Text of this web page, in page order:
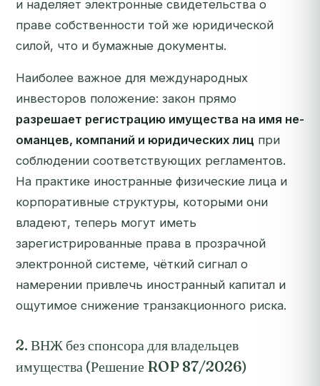
и наделяет электронные свидетельства о
праве собственности той же юридической
силой, что и бумажные документы.
Наиболее важное для международных
инвесторов положение: закон прямо
разрешает регистрацию имущества на имя не-
оманцев, компаний и юридических лиц при
соблюдении соответствующих регламентов.
На практике иностранные физические лица и
корпоративные структуры, которыми они
владеют, теперь могут иметь
зарегистрированные права в прозрачной
электронной системе, чёткий сигнал о
намерении привлечь иностранный капитал и
ощутимое снижение транзакционного риска.
2. ВНЖ без спонсора для владельцев
имущества (Решение ROP 87/2026)